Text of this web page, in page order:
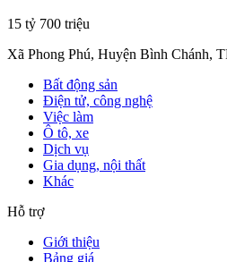
15 tỷ 700 triệu
Xã Phong Phú, Huyện Bình Chánh,
Bất động sản
Điện tử, công nghệ
Việc làm
Ô tô, xe
Dịch vụ
Gia dụng, nội thất
Khác
Hỗ trợ
Giới thiệu
Bảng giá